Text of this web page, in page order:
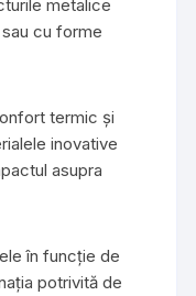
metalice
cu forme
termic și
inovative
asupra
în funcție de
potrivită de